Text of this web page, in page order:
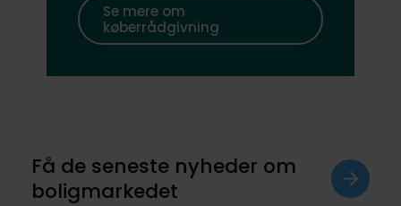
Se mere om
køberrådgivning
Få de seneste nyheder om
boligmarkedet